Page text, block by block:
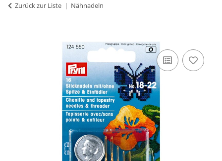
Zurück zur Liste Nähnadeln